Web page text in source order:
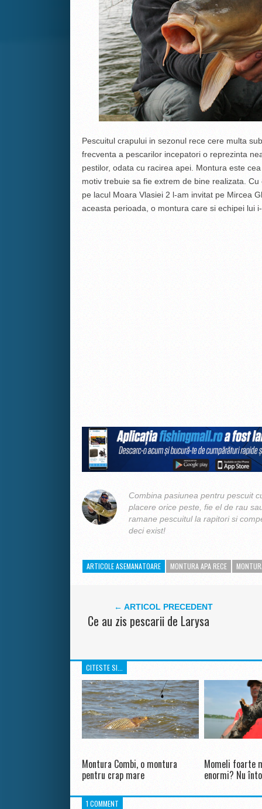
Pescuitul crapului in sezonul rece cere multa
frecventa a pescarilor incepatori o reprezinta
pestilor, odata cu racirea apei. Montura este
motiv trebuie sa fie extrem de bine realizata.
pe lacul Moara Vlasiei 2 l-am invitat pe Mircea
aceasta perioada, o montura care si echipei lui
Combina pasiunea pentru pescuit
placere orice peste, fie el de rau
ramane pescuitul la rapitori si
deci exist!
ARTICOLE ASEMANATOARE MONTURA APA RECE
← ARTICOL PRECEDENT
Ce au zis pescarii de Larysa
CITESTE SI...
Montura Combi, o montura
pentru crap mare
Momeli foarte
enormi? Nu
1 COMMENT